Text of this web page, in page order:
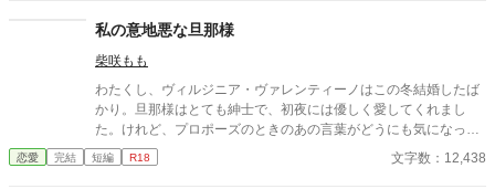
私の意地悪な旦那様
柴咲もも
わたくし、ヴィルジニア・ヴァレンティーノはこの冬結婚したば
かり。旦那様はとても紳士で、初夜には優しく愛してくれまし
た。けれど、プロポーズのときのあの言葉がどうにも気になって
仕方がないのです。 ――《嗜虐趣味》って、なんですの？ ※お嬢
様な新妻が性的嗜好に問題ありのイケメン夫に新年早々色々され
恋愛 完結 短編 R18 文字数：12,438